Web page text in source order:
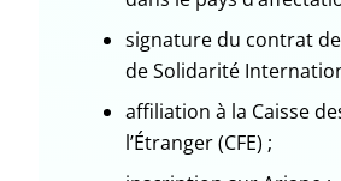
signature du contrat
de Solidarité
affiliation à la Caisse
l’Étranger (CFE) ;